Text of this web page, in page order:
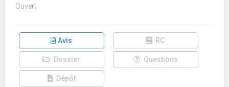
Ouvert
Avis RC
Dossier Questions
Dépôt